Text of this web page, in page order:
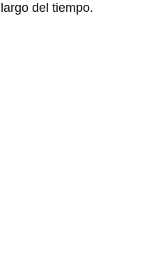
del tiempo.